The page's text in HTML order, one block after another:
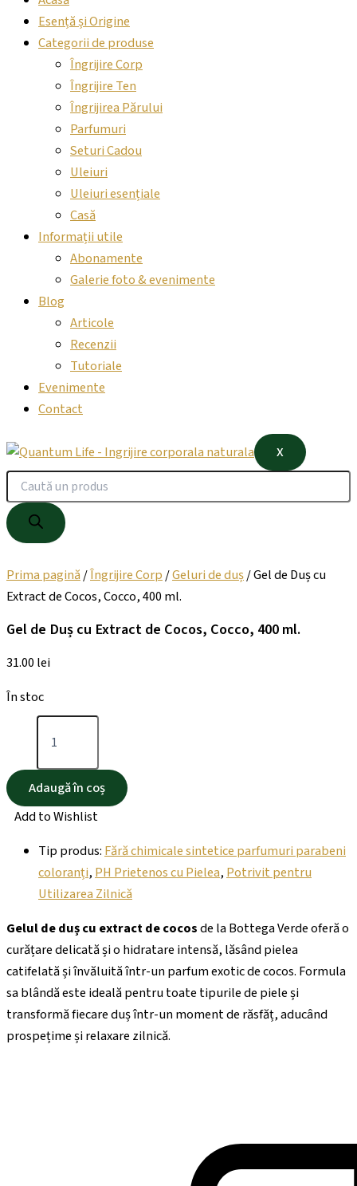
Esență și Origine
Categorii de produse
Îngrijire Corp
Îngrijire Ten
Îngrijirea Părului
Parfumuri
Seturi Cadou
Uleiuri
Uleiuri esențiale
Casă
Informații utile
Abonamente
Galerie foto & evenimente
Blog
Articole
Recenzii
Tutoriale
Evenimente
Contact
X
Prima pagină /Îngrijire Corp /Geluri de duș/ Gel de Duș cu
Extract de Cocos, Cocco, 400 ml.
Gel de Duș cu Extract de Cocos, Cocco, 400 ml.
31.00 lei
În stoc
Adaugă în coș
Add to Wishlist
Tip produs:Fără chimicale sintetice parfumuri parabeni
coloranți,PH Prietenos cu Pielea,Potrivit pentru
Utilizarea Zilnică
Gelul de duș cu extract de cocosde la Bottega Verde oferă o
curățare delicată și o hidratare intensă, lăsând pielea
catifelată și învăluită într-un parfum exotic de cocos. Formula
sa blândă este ideală pentru toate tipurile de piele și
transformă fiecare duș într-un moment de răsfăț, aducând
prospețime și relaxare zilnică.